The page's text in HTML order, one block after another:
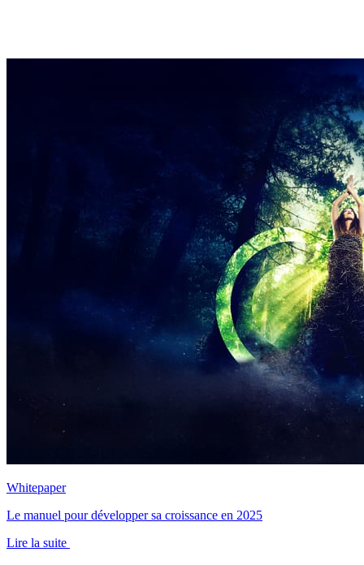
Whitepaper
Le manuel pour développer sa croissance en 2025
Lire la suite